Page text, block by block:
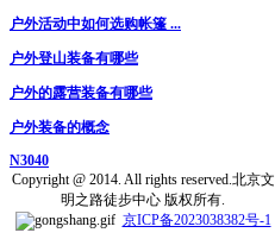
户外活动中如何选购帐篷 ...
户外登山装备有哪些
户外的露营装备有哪些
户外装备的概念
N3040
Copyright @ 2014. All rights reserved.北京文
明之路徒步中心 版权所有.
京ICP备2023038382号-1